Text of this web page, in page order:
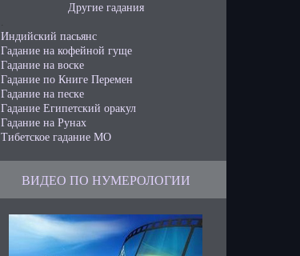
Другие гадания
.
Индийский пасьянс
Гадание на кофейной гуще
Гадание на воске
Гадание по Книге Перемен
Гадание на песке
Гадание Египетский оракул
Гадание на Рунах
Тибетское гадание МО
ВИДЕО ПО НУМЕРОЛОГИИ